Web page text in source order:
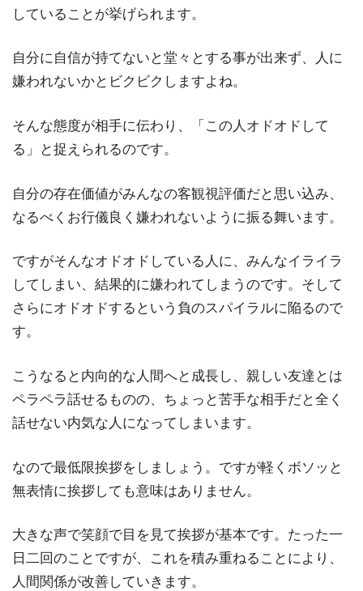
していることが挙げられます。
自分に自信が持てないと堂々とする事が出来ず、人に
嫌われないかとビクビクしますよね。
そんな態度が相手に伝わり、「この人オドオドして
る」と捉えられるのです。
自分の存在価値がみんなの客観視評価だと思い込み、
なるべくお行儀良く嫌われないように振る舞います。
ですがそんなオドオドしている人に、みんなイライラ
してしまい、結果的に嫌われてしまうのです。そして
さらにオドオドするという負のスパイラルに陥るので
す。
こうなると内向的な人間へと成長し、親しい友達とは
ペラペラ話せるものの、ちょっと苦手な相手だと全く
話せない内気な人になってしまいます。
なので最低限挨拶をしましょう。ですが軽くボソッと
無表情に挨拶しても意味はありません。
大きな声で笑顔で目を見て挨拶が基本です。たった一
日二回のことですが、これを積み重ねることにより、
人間関係が改善していきます。